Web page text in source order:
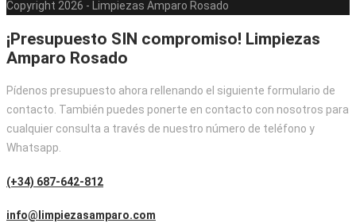
Copyright 2026 - Limpiezas Amparo Rosado
¡Presupuesto SIN compromiso! Limpiezas
Amparo Rosado
Pídenos presupuesto ahora rellenando el siguiente formulario de
contacto. También puedes ponerte en contacto con nosotros para
cualquier consulta a través de nuestro número de teléfono y
Whatsapp.
(+34) 687-642-812
info@limpiezasamparo.com